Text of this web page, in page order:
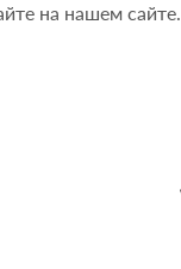
на нашем сайте.